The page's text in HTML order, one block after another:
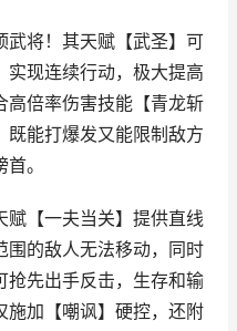
武将！其天赋【武圣】可
实现连续行动，极大提高
高倍率伤害技能【青龙斩
既能打爆发又能限制敌方
。
赋【一夫当关】提供直线
围的敌人无法移动，同时
先出手反击，生存和输
施加【嘲讽】硬控，还附